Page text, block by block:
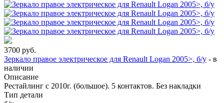
3700 руб.
Зеркало правое электрическое для Renault Logan 2005>, б/у - в
наличии
Описание
Рестайлинг с 2010г. (большое). 5 контактов. Без накладки
Тип детали